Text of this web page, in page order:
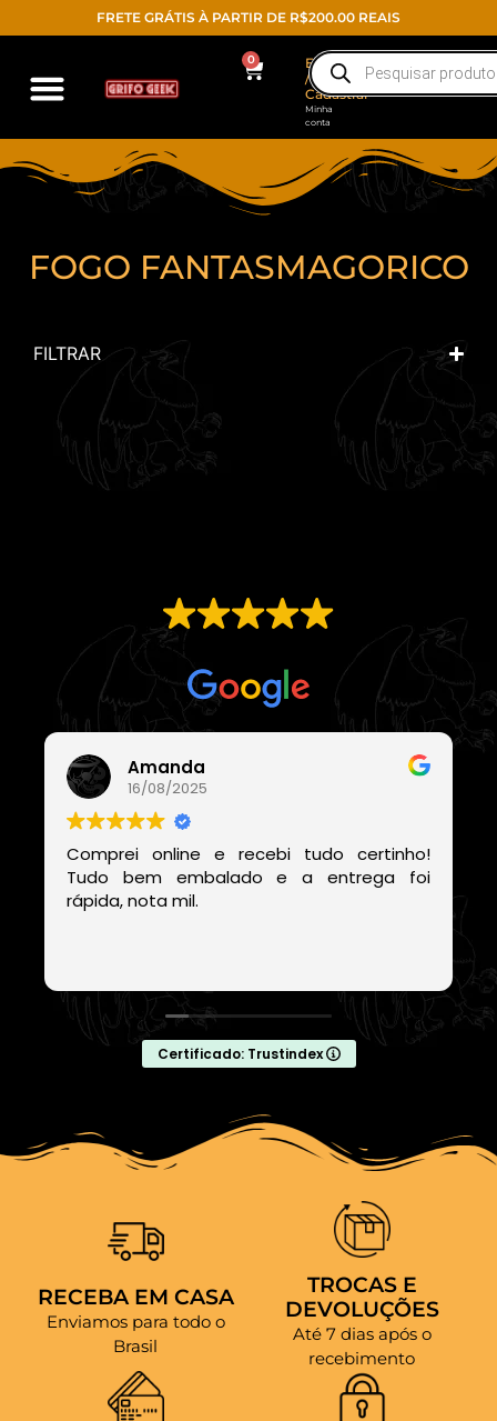
FRETE GRÁTIS À PARTIR DE R$200.00 REAIS
0
Entrar
/
Cadastrar
Minha
conta
FOGO FANTASMAGORICO
FILTRAR
Com base em
Amanda
16/08/2025
Comprei online e recebi tudo certinho!
Tudo bem embalado e a entrega foi
rápida, nota mil.
Certificado: Trustindex
RECEBA EM CASA
Enviamos para todo o
Brasil
TROCAS E
DEVOLUÇÕES
Até 7 dias após o
recebimento